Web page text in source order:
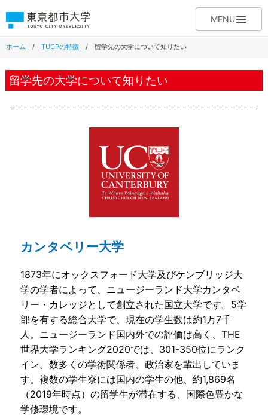
MENU
ホーム / TUCPの特徴 / 留学先の大学について知りたい
留学先の大学について知りたい
カンタベリー大学
1873年にオックスフォード大学及びケンブリッジ大
学の学者によって、ニュージーランド大学カンタベ
リー・カレッジとして創立された国立大学です。5学
部を有する総合大学で、現在の学生数は約1万7千
人。ニュージーランド国内外での評価は高く、THE
世界大学ランキング2020では、301-350位にランク
イン。数多くの学術関係者、政治家を輩出していま
す。複数の学生寮には国内の学生の他、約1,869名
（2019年時点）の留学生が滞在する、国際色豊かな
学修環境です。